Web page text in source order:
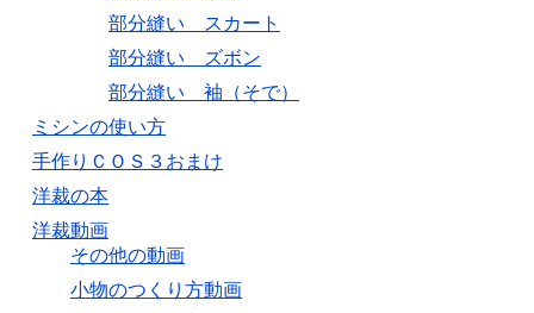
部分縫い スカート
部分縫い ズボン
部分縫い 袖（そで）
ミシンの使い方
手作りＣＯＳ３おまけ
洋裁の本
洋裁動画
その他の動画
小物のつくり方動画